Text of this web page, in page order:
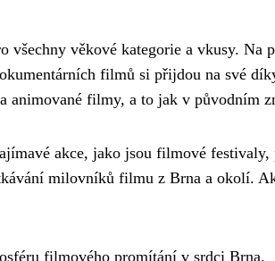
věkové kategorie a vkusy.
filmů si přijdou na své
filmy, a to jak v původním
akce, jako jsou filmové festivaly,
milovníků filmu z Brna a okolí.
filmového promítání v srdci Brna.